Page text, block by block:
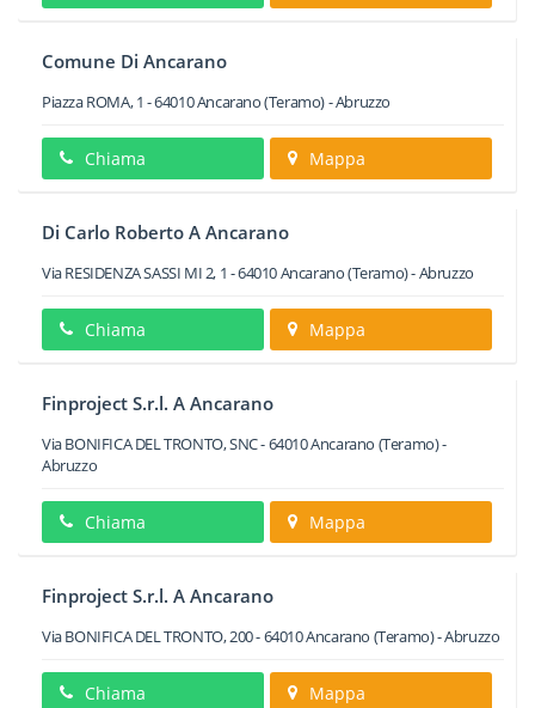
Comune Di Ancarano
Piazza ROMA, 1 -64010Ancarano(Teramo) -Abruzzo
Chiama Mappa
Di Carlo Roberto A Ancarano
Via RESIDENZA SASSI MI 2, 1 -64010Ancarano(Teramo) -Abruzzo
Chiama Mappa
Finproject S.r.l. A Ancarano
Via BONIFICA DEL TRONTO, SNC-64010Ancarano (Teramo) -
Abruzzo
Chiama Mappa
Finproject S.r.l. A Ancarano
Via BONIFICA DEL TRONTO, 200-64010Ancarano (Teramo) -Abruzzo
Chiama Mappa